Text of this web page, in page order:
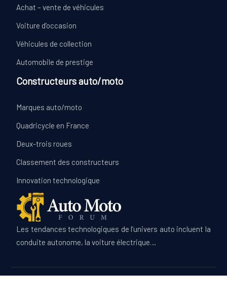
Achat – vente de véhicules
Voiture d’occasion
Véhicules de collection
Automobile de prestige
Constructeurs auto/moto
Marques auto/moto
Quadricycle en France
Deux-trois roues
Classement des constructeurs
Innovation technologique
Les tendances technologiques de l’univers auto incluent la
conduite autonome, la voiture électrique…